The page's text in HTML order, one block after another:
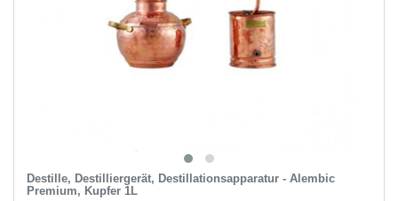
Destille, Destilliergerät, Destillationsapparatur - Alembic
Premium, Kupfer 1L